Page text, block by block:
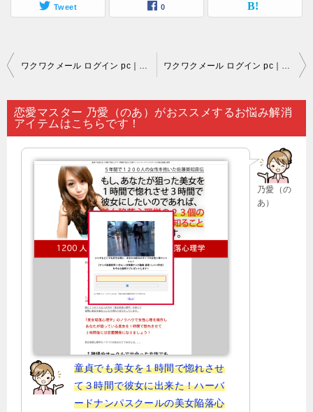
Tweet 0
投
ナ
ビ
ワクワクメール ログイン pc｜真剣に恋愛したい人も存在していますが…。 ワクワクメール ログイン pc｜名高い会社が手がけるカップリングサイトになると…。
恋愛マスター 乃愛（のあ）がおススメするお悩み解消
アイテムはこちらです！
乃愛（の
あ）
童貞でも美女を１時間で惚れさせ
て３時間で彼女に出来た！ハーバ
ードナンパスクールの美女陥落心